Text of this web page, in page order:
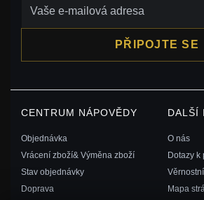
PŘIPOJTE SE
CENTRUM NÁPOVĚDY
Objednávka
Vrácení zboží& Výměna zboží
Stav objednávky
Doprava
DALŠÍ
O nás
Dotazy k
Mapa